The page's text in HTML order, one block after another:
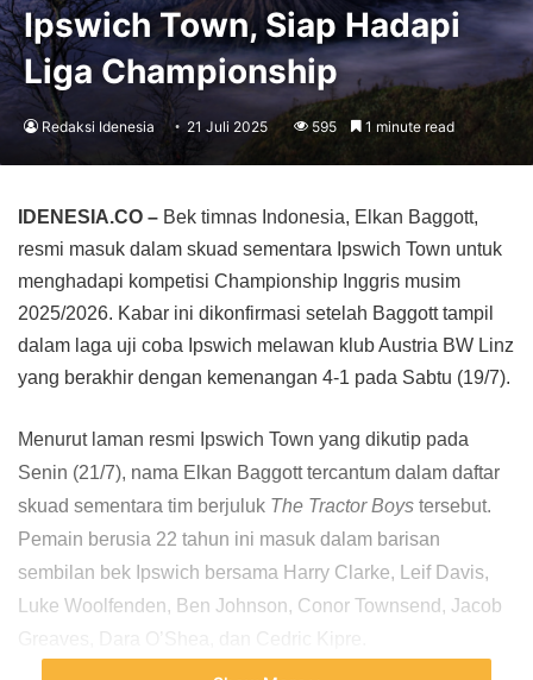
Ipswich Town, Siap Hadapi
Liga Championship
Redaksi Idenesia 21 Juli 2025 595 1 minute read
IDENESIA.CO – Bek timnas Indonesia, Elkan Baggott,
resmi masuk dalam skuad sementara Ipswich Town untuk
menghadapi kompetisi Championship Inggris musim
2025/2026. Kabar ini dikonfirmasi setelah Baggott tampil
dalam laga uji coba Ipswich melawan klub Austria BW Linz
yang berakhir dengan kemenangan 4-1 pada Sabtu (19/7).
Menurut laman resmi Ipswich Town yang dikutip pada
Senin (21/7), nama Elkan Baggott tercantum dalam daftar
skuad sementara tim berjuluk The Tractor Boys tersebut.
Pemain berusia 22 tahun ini masuk dalam barisan
sembilan bek Ipswich bersama Harry Clarke, Leif Davis,
Luke Woolfenden, Ben Johnson, Conor Townsend, Jacob
Greaves, Dara O’Shea, dan Cedric Kipre.